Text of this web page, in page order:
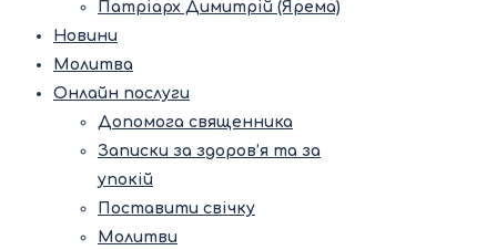
Патріарх Димитрій (Ярема)
Новини
Молитва
Онлайн послуги
Допомога священника
Записки за здоров’я та за
упокій
Поставити свічку
Молитви